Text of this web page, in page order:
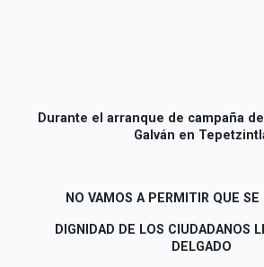
Durante el arranque de campaña
Galván en
NO VAMOS A PERMITIR QUE
DIGNIDAD DE LOS CIUDADANOS
DELGADO